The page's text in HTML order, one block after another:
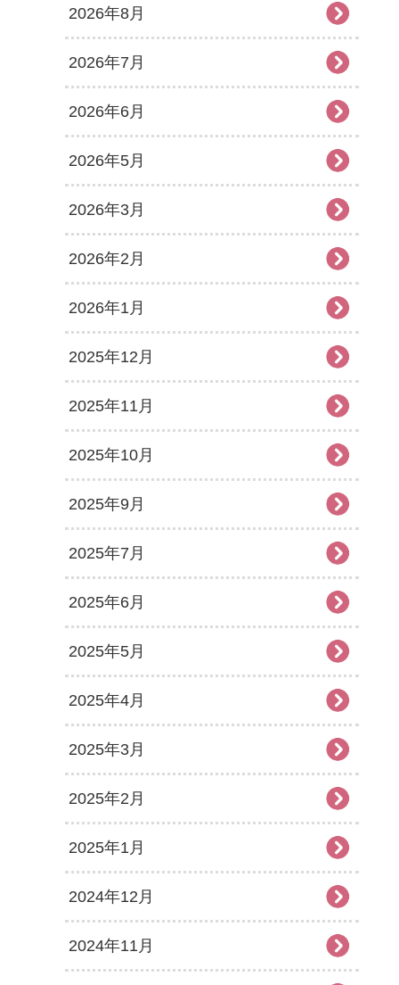
2026年8月
2026年7月
2026年6月
2026年5月
2026年3月
2026年2月
2026年1月
2025年12月
2025年11月
2025年10月
2025年9月
2025年7月
2025年6月
2025年5月
2025年4月
2025年3月
2025年2月
2025年1月
2024年12月
2024年11月